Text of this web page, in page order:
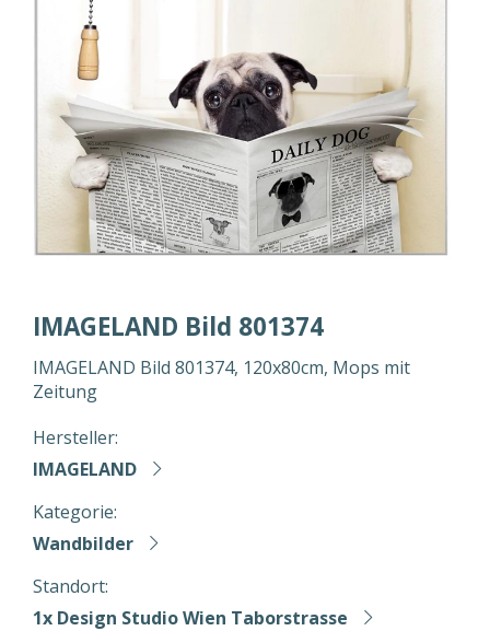
IMAGELAND Bild 801374
IMAGELAND Bild 801374, 120x80cm, Mops mit
Zeitung
Hersteller:
IMAGELAND
Kategorie:
Wandbilder
Standort:
1x Design Studio Wien Taborstrasse